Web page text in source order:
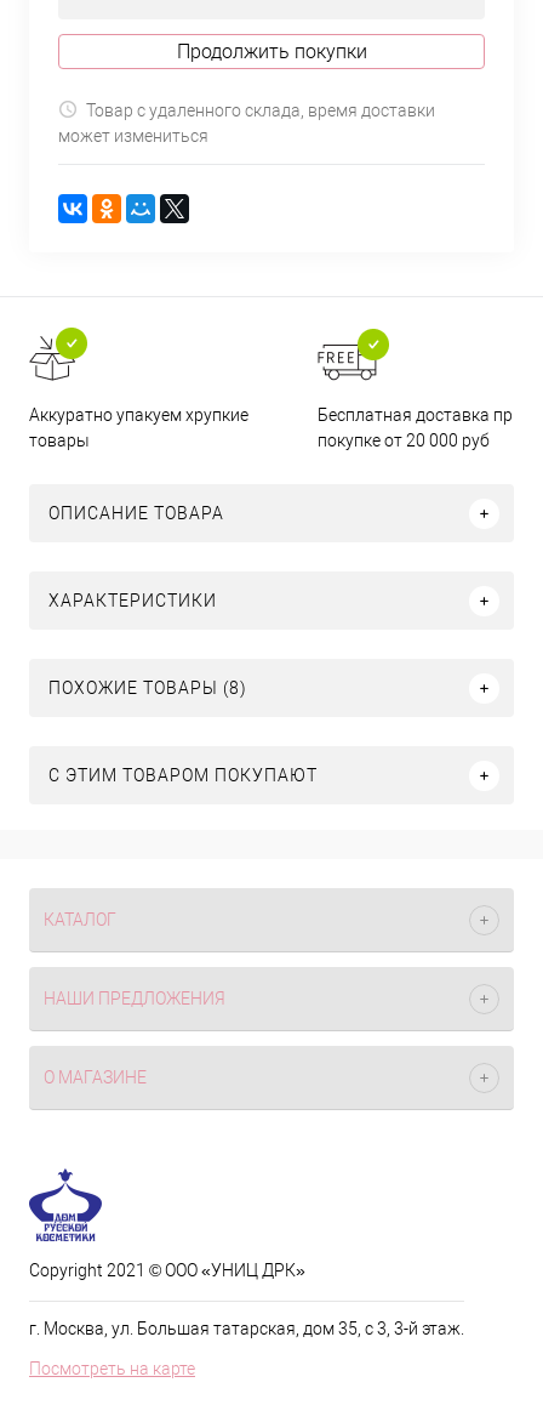
Продолжить покупки
Товар с удаленного склада, время доставки
может измениться
Аккуратно упакуем хрупкие
товары
Бесплатная доставка при
покупке от 20 000 руб
ОПИСАНИЕ ТОВАРА
ХАРАКТЕРИСТИКИ
ПОХОЖИЕ ТОВАРЫ (8)
С ЭТИМ ТОВАРОМ ПОКУПАЮТ
КАТАЛОГ
НАШИ ПРЕДЛОЖЕНИЯ
О МАГАЗИНЕ
Copyright 2021 © ООО «УНИЦ ДРК»
г. Москва, ул. Большая татарская, дом 35, с 3, 3-й этаж.
Посмотреть на карте